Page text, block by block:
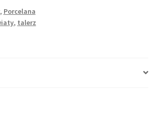
, Porcelana
, talerz